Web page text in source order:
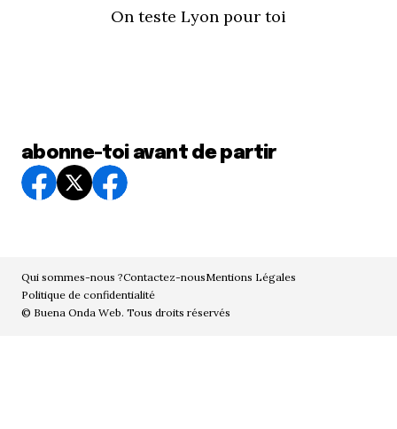
On teste Lyon pour toi
abonne-toi avant de partir
Qui sommes-nous ?Contactez-nousMentions Légales
Politique de confidentialité
© Buena Onda Web. Tous droits réservés